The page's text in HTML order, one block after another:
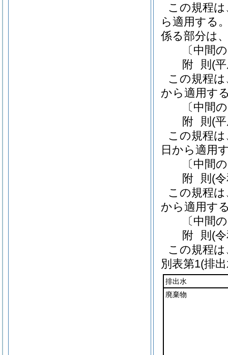
この規程
ら適用する
係る部分は
〔中間
附 則 (
この規程
から適用す
〔中間
附 則 (
この規程
日から適用
〔中間
附 則 (
この規程
から適用す
〔中間
附 則 (
この規程
別表第1(排
排出水
廃棄物